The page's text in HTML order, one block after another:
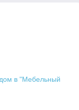
в "Мебельный